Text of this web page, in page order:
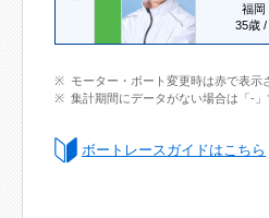
福岡
35歳
モーター・ボート変更時は赤で表示
集計期間にデータがない場合は「-」
ボートレースガイドはこちら